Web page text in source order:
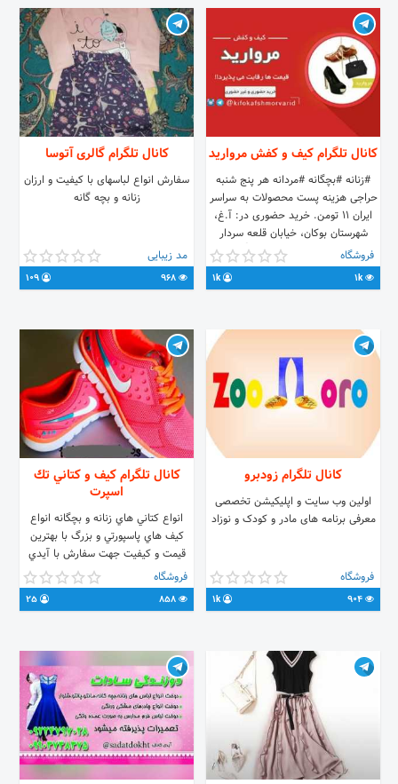
کانال تلگرام کیف و کفش مروارید
#زنانه #بچگانه #مردانه هر پنج شنبه
حراجی هزینه پست محصولات به سراسر
ایران 11 تومن. خرید حضوری در: آ.غ،
شهرستان بوکان، خیابان قلعه سردار
جنب پاساژ جردن سفارش 👇: 🆔
@morvarid_support شماره تماس :
044-46263756 09104437068 با
فروشگاه
1k
1k
کانال تلگرام گالری آتوسا
سفارش انواع لباسهای با کیفیت و ارزان
زنانه و بچه گانه
مد زیبایی
کانال تلگرام زودبرو
اولین وب سایت و اپلیکیشن تخصصی
معرفی برنامه های مادر و کودک و نوزاد
فروشگاه
1k
کانال تلگرام كيف و كتاني تك
اسپرت
انواع كتاني هاي زنانه و بچگانه انواع
كيف هاي پاسپورتي و بزرگ با بهترين
قيمت و كيفيت جهت سفارش با آيدي
زير هماهنگ كنيد تك و عمده،جهت
اطلاع از قيمت عمده پيام بديد
@navid_tn
فروشگاه